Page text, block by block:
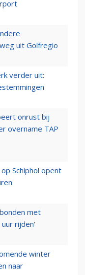
uit Golfregio
verder uit:
onrust bij
overname TAP
Schiphol opent
met
rijden'
winter
naar